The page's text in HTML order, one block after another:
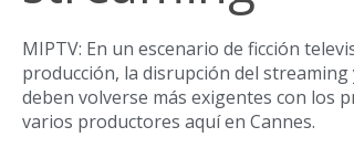
MIPTV: En un escenario de ficción
producción, la disrupción del
deben volverse más exigentes con los
varios productores aquí en Cannes.